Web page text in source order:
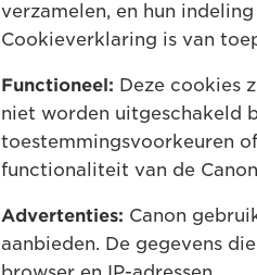
verzamelen, en hun
Cookieverklaring is van
Functioneel: Deze cookies
niet worden uitgeschakeld
toestemmingsvoorkeuren
functionaliteit van de
Advertenties: Canon
aanbieden. De gegevens